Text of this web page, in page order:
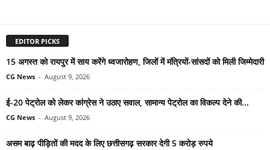
EDITOR PICKS
15 अगस्त को रायपुर में साय करेंगे ध्वजारोहण, जिलों में मंत्रियों-सांसदों को मिली जिम्मेदारी
CG News - August 9, 2026
ई-20 पेट्रोल को लेकर कांग्रेस ने उठाए सवाल, सामान्य पेट्रोल का विकल्प देने की...
CG News - August 9, 2026
असम बाढ़ पीड़ितों की मदद के लिए छत्तीसगढ़ सरकार देगी 5 करोड़ रुपये